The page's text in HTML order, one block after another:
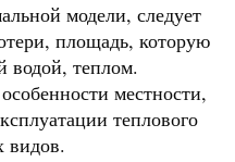
модели, следует
площадь, которую
водой, теплом.
местности,
теплового
видов.